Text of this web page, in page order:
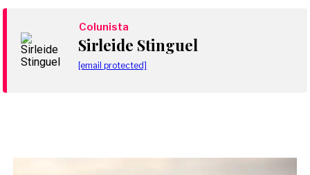
Colunista
Sirleide Stinguel
[email protected]